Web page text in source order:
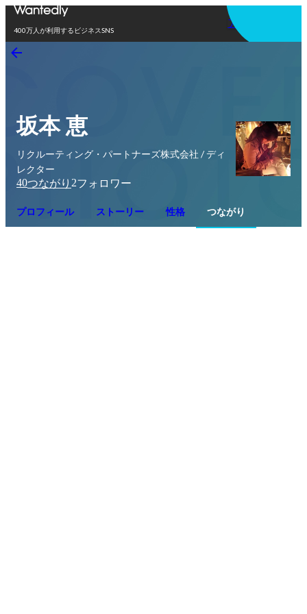
400万人が利用するビジネスSNS
アプリを使う
坂本 恵
リクルーティング・パートナーズ株式会社 / ディ
レクター
40つながり 2フォロワー
プロフィール ストーリー 性格 つながり